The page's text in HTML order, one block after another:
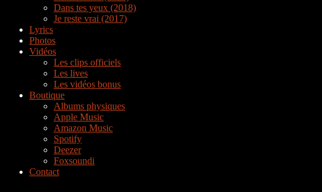
Dans tes yeux (2018)
Je reste vrai (2017)
Lyrics
Photos
Vidéos
Les clips officiels
Les lives
Les vidéos bonus
Boutique
Albums physiques
Apple Music
Amazon Music
Spotify
Deezer
Foxsoundi
Contact